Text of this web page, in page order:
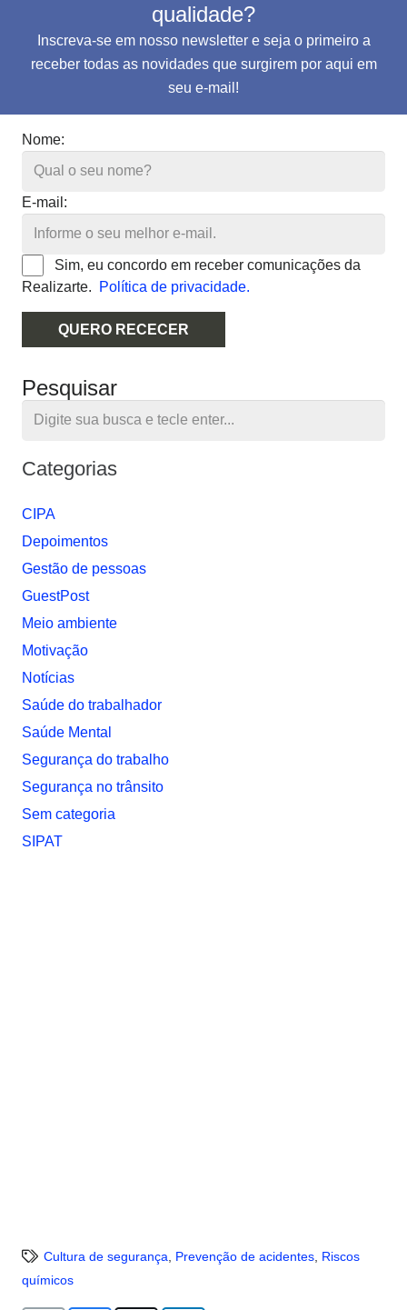
qualidade?
Inscreva-se em nosso newsletter e seja o primeiro a
receber todas as novidades que surgirem por aqui em
seu e-mail!
Nome:
E-mail:
Sim, eu concordo em receber comunicações da
Realizarte.
Política de privacidade.
QUERO RECECER
Pesquisar
Categorias
CIPA
Depoimentos
Gestão de pessoas
GuestPost
Meio ambiente
Motivação
Notí­cias
Saúde do trabalhador
Saúde Mental
Segurança do trabalho
Segurança no trânsito
Sem categoria
SIPAT
Cultura de segurança Prevenção de acidentes, Riscos
químicos